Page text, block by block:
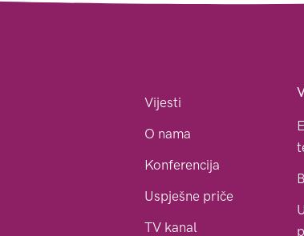
Vijesti
O nama
Konferencija
Uspješne priče
TV kanal